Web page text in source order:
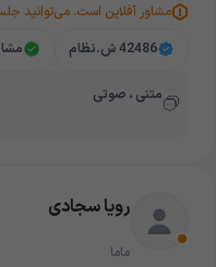
مشاور آفلاین است. می‌توانید
42486 ش.نظام
متنی ، صوتی
رویا سجادی
ماما